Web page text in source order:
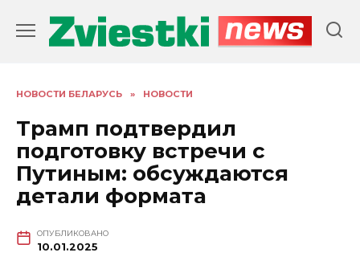
содержанию
НОВОСТИ БЕЛАРУСЬ » НОВОСТИ
Трамп подтвердил
подготовку встречи с
Путиным: обсуждаются
детали формата
ОПУБЛИКОВАНО
10.01.2025